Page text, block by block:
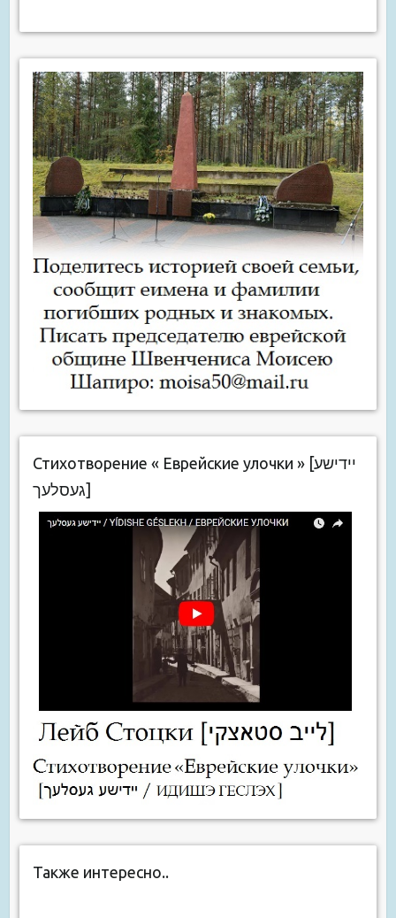
Стихотворение « Еврейские улочки » [יידישע
געסלעך]
Также интересно..